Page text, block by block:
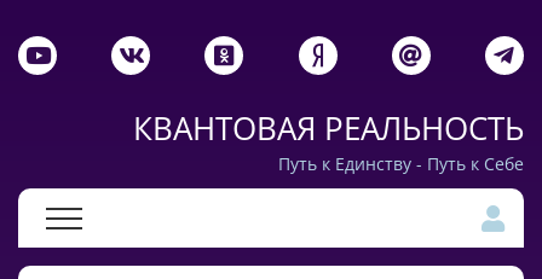
КВАНТОВАЯ РЕАЛЬНОСТЬ
Путь к Единству - Путь к Себе